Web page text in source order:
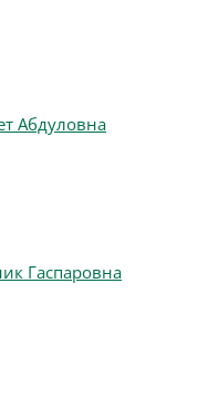
Абдуловна
Гаспаровна